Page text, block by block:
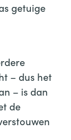
getuige
– dus het
– is dan
de